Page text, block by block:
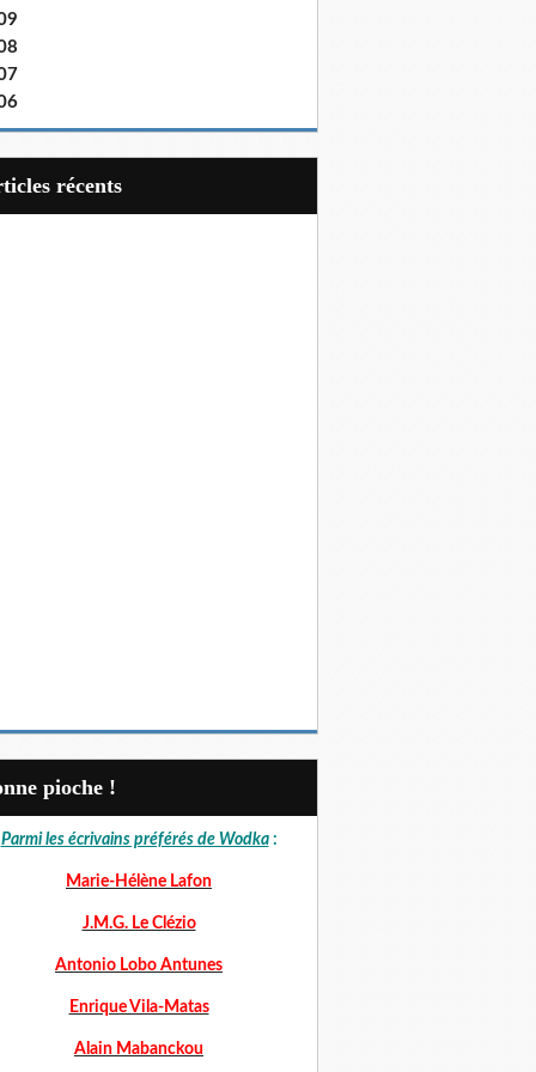
récents
pioche !
Parmi les écrivains préférés de Wodka:
Marie-Hélène Lafon
J.M.G. Le Clézio
Antonio Lobo Antunes
Enrique Vila-Matas
Alain Mabanckou